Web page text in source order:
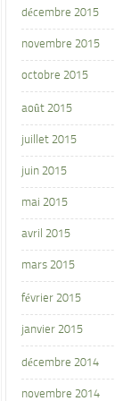
décembre 2015
novembre 2015
octobre 2015
août 2015
juillet 2015
juin 2015
mai 2015
avril 2015
mars 2015
février 2015
janvier 2015
décembre 2014
novembre 2014